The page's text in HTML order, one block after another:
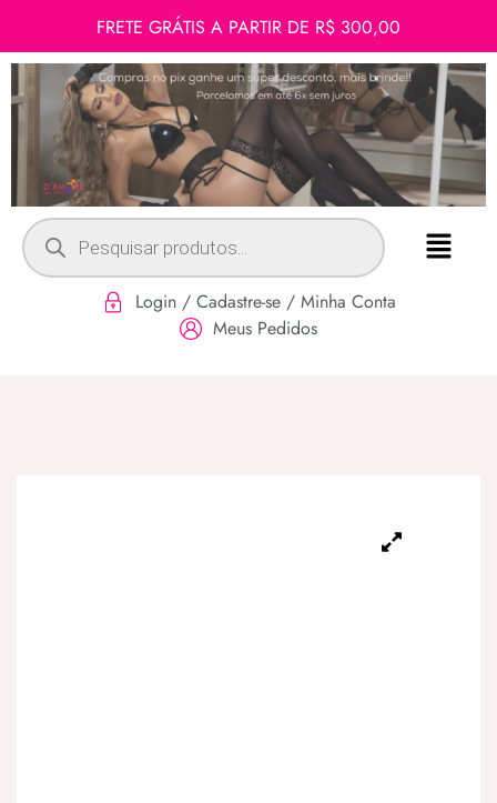
FRETE GRÁTIS A PARTIR DE R$ 300,00
Login / Cadastre-se / Minha Conta
Meus Pedidos